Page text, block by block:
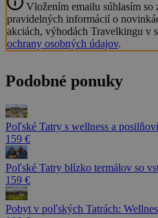
Vložením emailu súhlasím so
pravidelných informácií o
akciách, výhodách Travelkingu v
ochrany osobných údajov.
Podobné ponuky
Poľské Tatry s wellness a
159 €
Poľské Tatry blízko termálov so
159 €
Pobyt v poľských Tatrách: